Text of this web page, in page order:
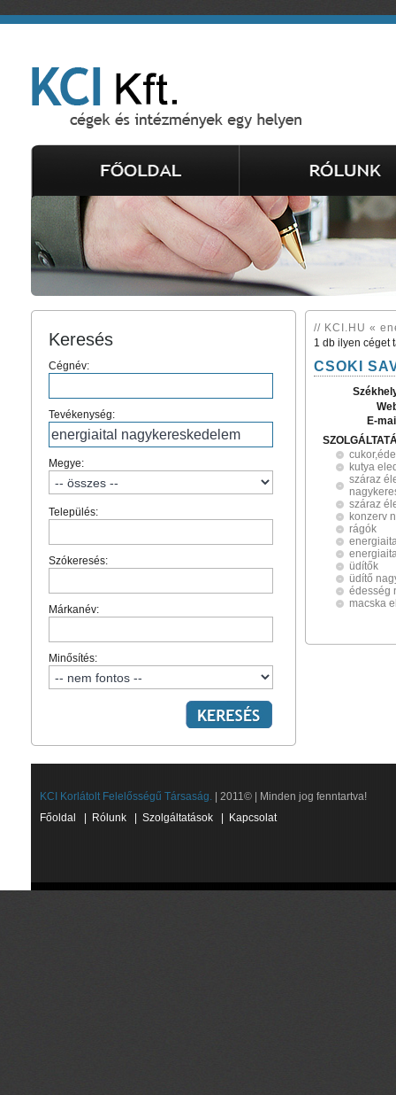
Keresés
Cégnév:
Tevékenység:
Megye:
Település:
Szókeresés:
Márkanév:
Minősítés:
// KCI.HU «
1 db ilyen céget
CSOKI
E-
kutya
száraz
száraz
konzerv
rágók
üdítők
üdítő
édesség
macska
KCI Korlátolt Felelősségű Társaság. | 2011© | Minden jog fenntartva!
Főoldal
Rólunk Szolgáltatások Kapcsolat